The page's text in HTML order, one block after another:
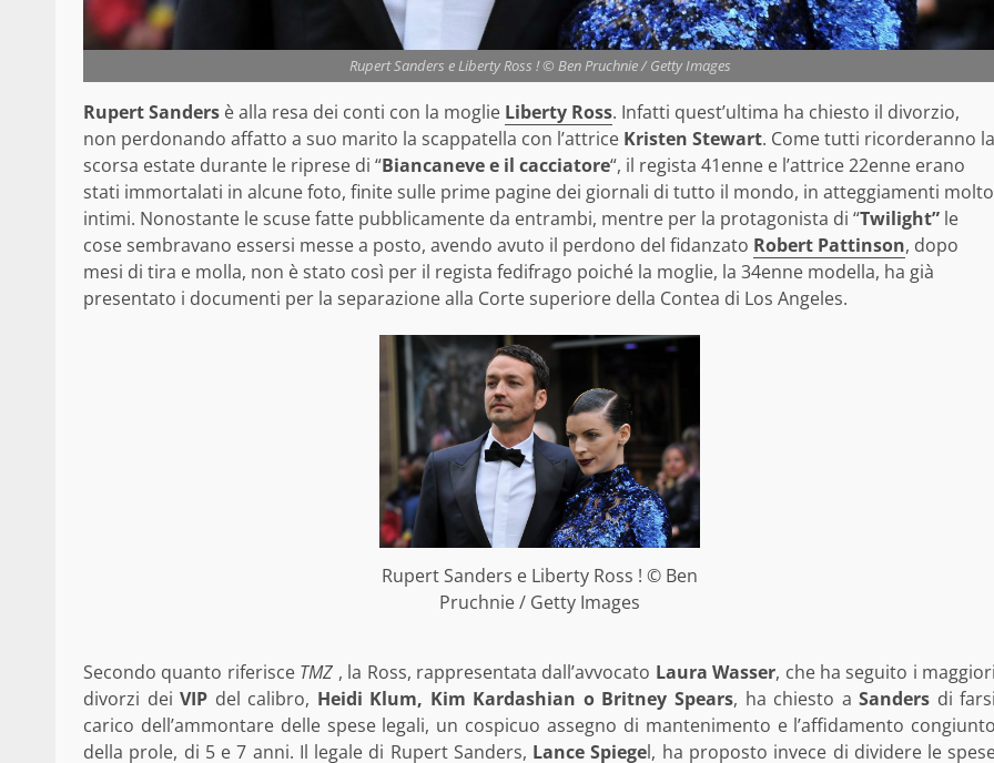
Rupert Sanders e Liberty Ross ! © Ben Pruchnie / Getty Images
Rupert Sanders è alla resa dei conti con la moglie Liberty Ross. Infatti quest’ultima ha chiesto il divorzio,
non perdonando affatto a suo marito la scappatella con l’attrice Kristen Stewart. Come tutti ricorderanno la
scorsa estate durante le riprese di “Biancaneve e il cacciatore“, il regista 41enne e l’attrice 22enne erano
stati immortalati in alcune foto, finite sulle prime pagine dei giornali di tutto il mondo, in atteggiamenti molto
intimi. Nonostante le scuse fatte pubblicamente da entrambi, mentre per la protagonista di “Twilight” le
cose sembravano essersi messe a posto, avendo avuto il perdono del fidanzato Robert Pattinson, dopo
mesi di tira e molla, non è stato così per il regista fedifrago poiché la moglie, la 34enne modella, ha già
presentato i documenti per la separazione alla Corte superiore della Contea di Los Angeles.
Rupert Sanders e Liberty Ross ! © Ben
Pruchnie / Getty Images
Secondo quanto riferisce TMZ , la Ross, rappresentata dall’avvocato Laura Wasser, che ha seguito i
divorzi deiVIP del calibro, Heidi Klum, Kim Kardashian o Britney Spears, ha chiesto aSanders di
carico dell’ammontare delle spese legali, un cospicuo assegno di mantenimento e l’affidamento
della prole, di 5 e 7 anni. Il legale di Rupert Sanders, Lance Spiegel, ha proposto invece di dividere le